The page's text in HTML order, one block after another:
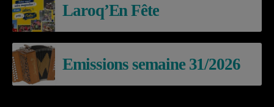
Laroq’En Fête
Emissions semaine 31/2026